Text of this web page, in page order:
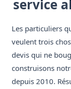
service
Les particuliers
veulent trois
devis qui ne
construisons
depuis 2010.